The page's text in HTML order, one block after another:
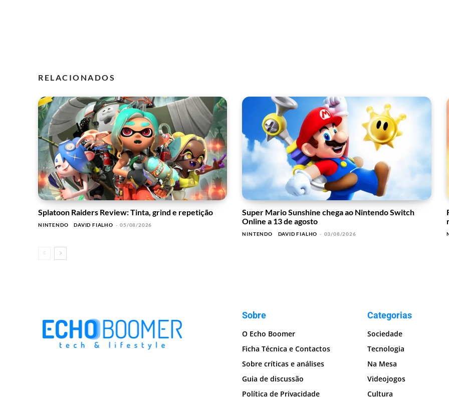
RELACIONADOS
Splatoon Raiders Review: Tinta, grind e repetição
NINTENDO DAVID FIALHO - 05/08/2026
Super Mario Sunshine chega ao Nintendo Switch
Online a 13 de agosto
NINTENDO DAVID FIALHO - 03/08/2026
Sobre
O Echo Boomer
Ficha Técnica e Contactos
Sobre críticas e análises
Guia de discussão
Política de Privacidade
Categorias
Sociedade
Tecnologia
Na Mesa
Videojogos
Cultura